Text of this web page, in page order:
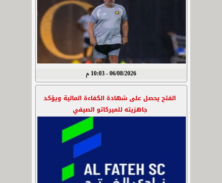
06/08/2026 - 10:03 م
الفتح يحصل على شهادة الكفاءة المالية ويؤكد
جاهزيته للميركاتو الصيفي